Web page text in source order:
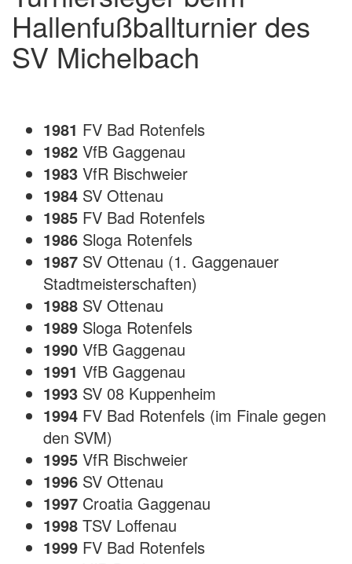
Hallenfußballturnier des
SV Michelbach
1981 FV Bad Rotenfels
1982 VfB Gaggenau
1983 VfR Bischweier
1984 SV Ottenau
1985 FV Bad Rotenfels
1986 Sloga Rotenfels
1987 SV Ottenau (1. Gaggenauer
Stadtmeisterschaften)
1988 SV Ottenau
1989 Sloga Rotenfels
1990 VfB Gaggenau
1991 VfB Gaggenau
1993 SV 08 Kuppenheim
1994 FV Bad Rotenfels (im Finale gegen
den SVM)
1995 VfR Bischweier
1996 SV Ottenau
1997 Croatia Gaggenau
1998 TSV Loffenau
1999 FV Bad Rotenfels